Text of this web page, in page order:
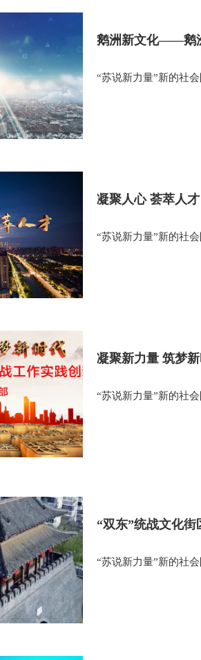
鹅洲新文化——鹅
“苏说新力量”新的社
凝聚人心 荟萃人才
“苏说新力量”新的社
凝聚新力量 筑梦
“苏说新力量”新的社
“双东”统战文化街
“苏说新力量”新的社